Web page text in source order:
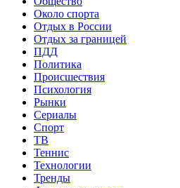
Около спорта
Отдых в России
Отдых за границей
ПДД
Политика
Происшествия
Психология
Рынки
Сериалы
Спорт
ТВ
Теннис
Технологии
Тренды